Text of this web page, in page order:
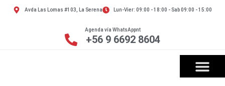
Avda Las Lomas #103, La Serena Lun-Vier: 09:00 - 18:00 - Sab 09:00 - 15:00
Agenda vía WhatsAppnt
+56 9 6692 8604